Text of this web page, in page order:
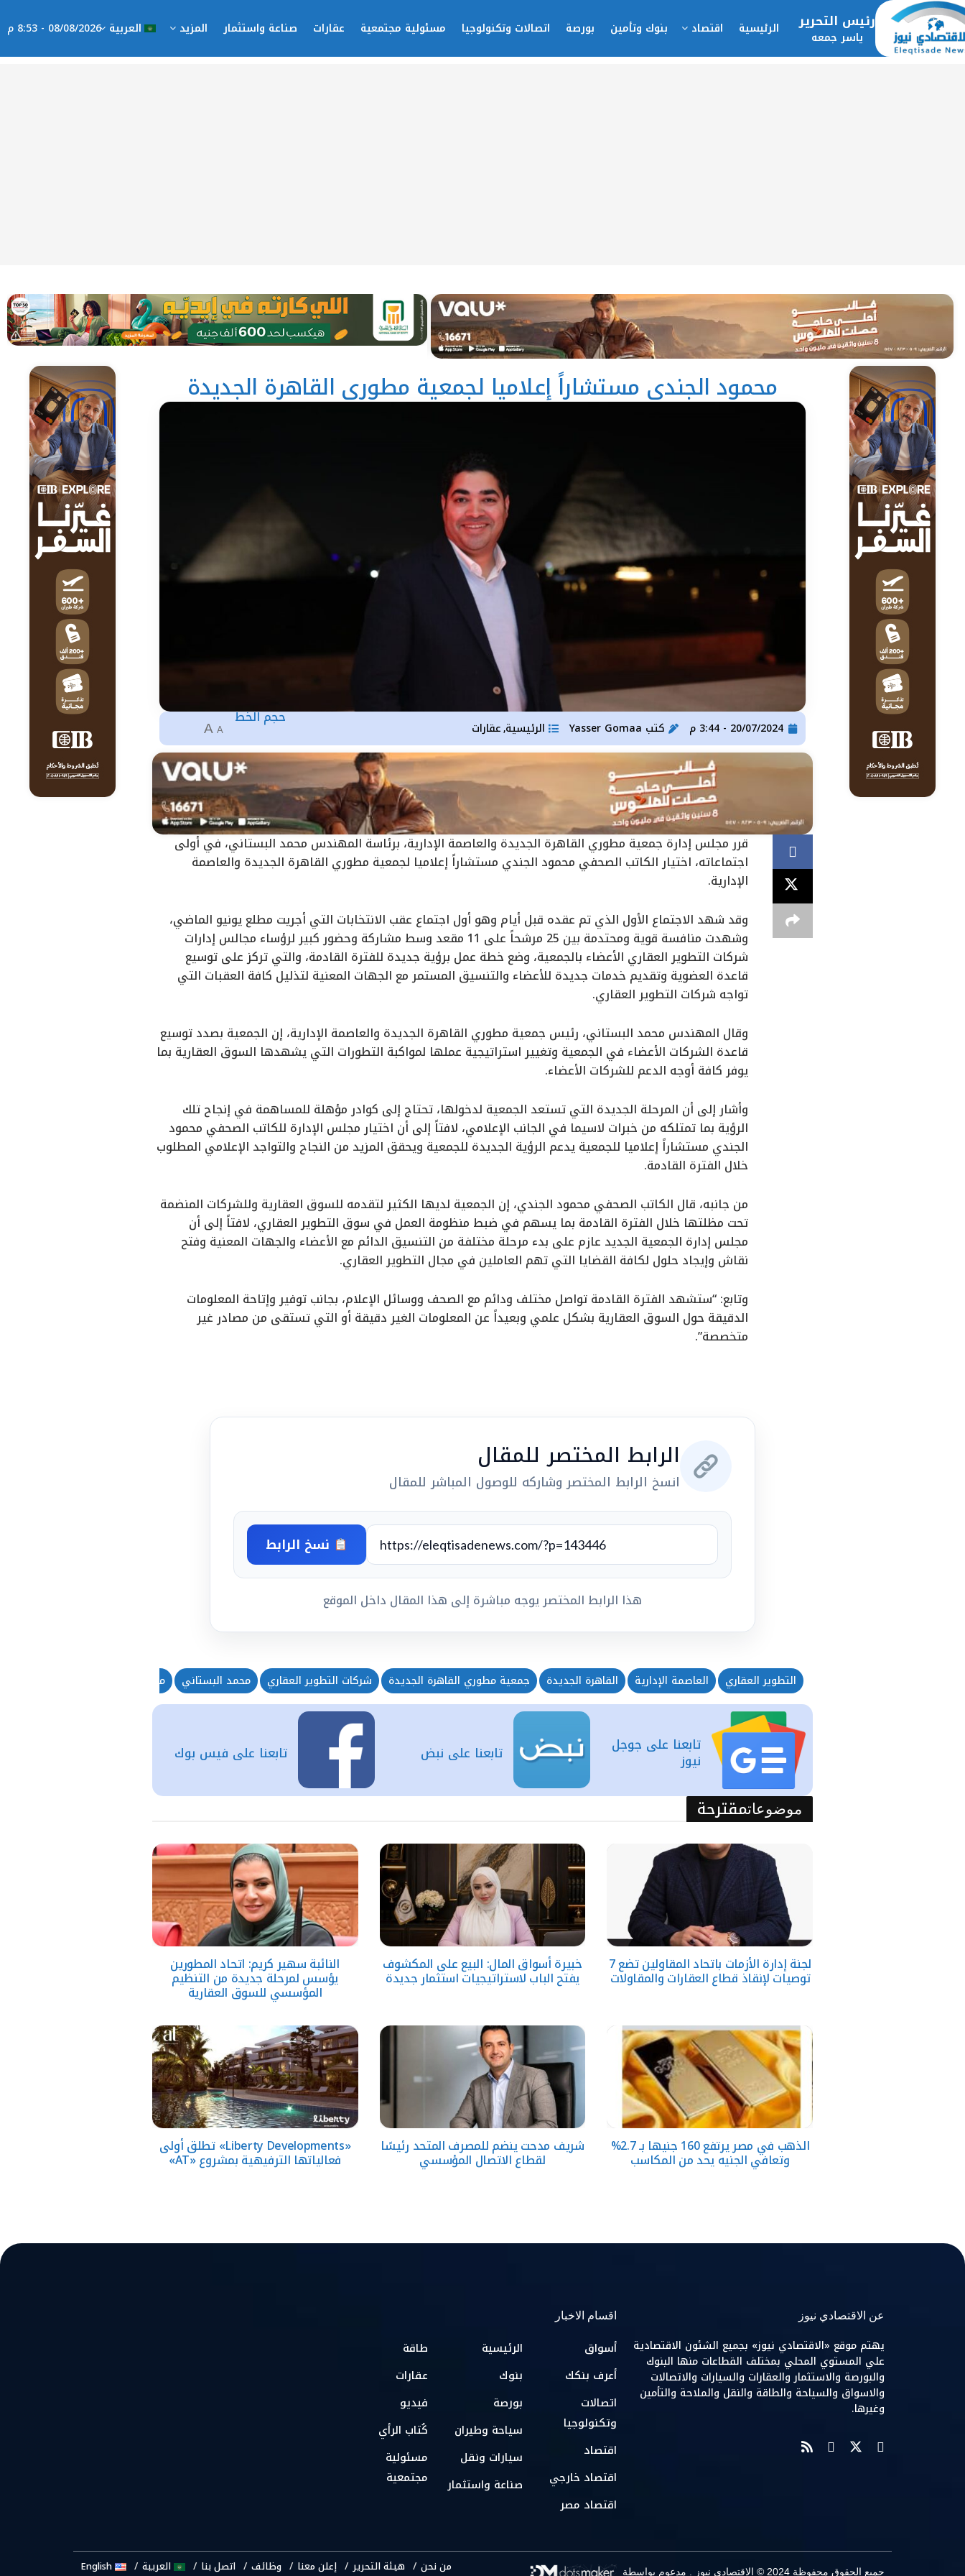
رئيس التحرير
ياسر جمعه الرئيسية اقتصاد بنوك وتأمين بورصة اتصالات وتكنولوجيا مسئولية مجتمعية عقارات صناعة واستثمار المزيد العربية 08/08/2026 - 8:53 م
محمود الجندي مستشاراً إعلاميا لجمعية مطوري القاهرة الجديدة
20/07/2024 - 3:44 م كتب الرئيسية, عقارات
حجم الخط
A
A
قرر مجلس إدارة جمعية مطوري القاهرة الجديدة والعاصمة الإدارية، برئاسة المهندس محمد البستاني، في أولى
اجتماعاته، اختيار الكاتب الصحفي محمود الجندي مستشاراً إعلاميا لجمعية مطوري القاهرة الجديدة والعاصمة
الإدارية.
وقد شهد الاجتماع الأول الذي تم عقده قبل أيام وهو أول اجتماع عقب الانتخابات التي أجريت مطلع يونيو الماضي،
وشهدت منافسة قوية ومحتدمة بين 25 مرشحاً على 11 مقعد وسط مشاركة وحضور كبير لرؤساء مجالس إدارات
شركات التطوير العقاري الأعضاء بالجمعية، وضع خطة عمل برؤية جديدة للفترة القادمة، والتي تركز على توسيع
قاعدة العضوية وتقديم خدمات جديدة للأعضاء والتنسيق المستمر مع الجهات المعنية لتذليل كافة العقبات التي
تواجه شركات التطوير العقاري.
وقال المهندس محمد البستاني، رئيس جمعية مطوري القاهرة الجديدة والعاصمة الإدارية، إن الجمعية بصدد توسيع
قاعدة الشركات الأعضاء في الجمعية وتغيير استراتيجية عملها لمواكبة التطورات التي يشهدها السوق العقارية بما
يوفر كافة أوجه الدعم للشركات الأعضاء.
وأشار إلى أن المرحلة الجديدة التي تستعد الجمعية لدخولها، تحتاج إلى كوادر مؤهلة للمساهمة في إنجاح تلك
الرؤية بما تمتلكه من خبرات لاسيما في الجانب الإعلامي، لافتاً إلى أن اختيار مجلس الإدارة للكاتب الصحفي محمود
الجندي مستشاراً إعلاميا للجمعية يدعم الرؤية الجديدة للجمعية ويحقق المزيد من النجاح والتواجد الإعلامي المطلوب
خلال الفترة القادمة.
من جانبه، قال الكاتب الصحفي محمود الجندي، إن الجمعية لديها الكثير لتقدمه للسوق العقارية وللشركات المنضمة
تحت مظلتها خلال الفترة القادمة بما يسهم في ضبط منظومة العمل في سوق التطوير العقاري، لافتاً إلى أن
مجلس إدارة الجمعية الجديد عازم على بدء مرحلة مختلفة من التنسيق الدائم مع الأعضاء والجهات المعنية وفتح
نقاش وإيجاد حلول لكافة القضايا التي تهم العاملين في مجال التطوير العقاري.
وتابع: “ستشهد الفترة القادمة تواصل مختلف ودائم مع الصحف ووسائل الإعلام، بجانب توفير وإتاحة المعلومات
الدقيقة حول السوق العقارية بشكل علمي وبعيداً عن المعلومات الغير دقيقة أو التي تستقى من مصادر غير
متخصصة”.
الرابط المختصر للمقال
انسخ الرابط المختصر وشاركه للوصول المباشر للمقال
نسخ الرابط
هذا الرابط المختصر يوجه مباشرة إلى هذا المقال داخل الموقع
التطوير العقاري العاصمة الإدارية القاهرة الجديدة جمعية مطوري القاهرة الجديدة شركات التطوير العقاري محمد البستاني محمود الجندي
تابعنا على فيس بوك تابعنا على نبض تابعنا على جوجل
نيوز
موضوعاتمقترحة
لجنة إدارة الأزمات باتحاد المقاولين تضع 7
توصيات لإنقاذ قطاع العقارات والمقاولات
خبيرة أسواق المال: البيع على المكشوف
يفتح الباب لاستراتيجيات استثمار جديدة
النائبة سهير كريم: اتحاد المطورين
يؤسس لمرحلة جديدة من التنظيم
المؤسسي للسوق العقارية
الذهب في مصر يرتفع 160 جنيها بـ 2.7%
وتعافي الجنيه يحد من المكاسب
شريف مدحت ينضم للمصرف المتحد رئيسًا
لقطاع الاتصال المؤسسي
«Liberty Developments» تطلق أولى
فعالياتها الترفيهية بمشروع «AT»
عن الاقتصادي نيوز
يهتم موقع «الاقتصادي نيوز» بجميع الشئون الاقتصادية
علي المستوي المحلي بمختلف القطاعات منها البنوك
والبورصة والاستثمار والعقارات والسيارات والاتصالات
والاسواق والسياحة والطاقة والنقل والملاحة والتأمين
وغيرها.
اقسام الاخبار
أسواق
أعرف بنكك
اتصالات
وتكنولوجيا
اقتصاد
اقتصاد خارجي
اقتصاد مصر
الرئيسية
بنوك
بورصة
سياحة وطيران
سيارات ونقل
صناعة واستثمار
طاقة
عقارات
فيديو
كُتاب الرأي
مسئولية
مجتمعية
جميع الحقوق محفوظة 2024 © الاقتصادي نيوز . مدعوم بواسطة من نحن هيئة التحرير إعلن معنا وظائف اتصل بنا العربية English